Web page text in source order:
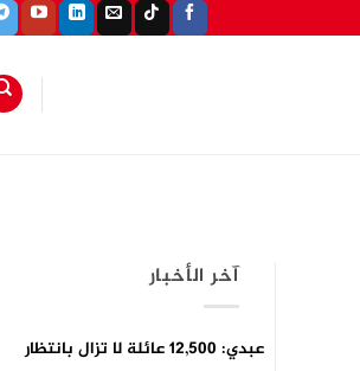
آخر الأخبار
عبدي: 12,500 عائلة لا تزال بانتظار